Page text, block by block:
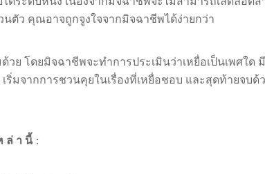
ตัว คุณอาจถูกจูงใจจากมิจฉาชีพได้ง่ายกว่า
โดยมิจฉาชีพจะทำการประเมินว่าเหยื่อเป็นเพศใด
มจากการชวนคุยในเรื่องที่เหยื่อชอบ และสุดท้ายจบด้
ล่ า นี้ :